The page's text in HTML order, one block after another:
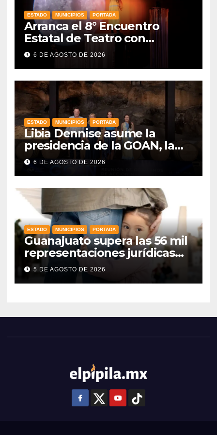
ESTADO MUNICIPIOS PORTADA
Arranca el 8° Encuentro
Estatal de Teatro con
producciones locales
6 DE AGOSTO DE 2026
ESTADO MUNICIPIOS PORTADA
Libia Dennise asume la
presidencia de la GOAN, la
alianza de gobernadores del
PAN
6 DE AGOSTO DE 2026
ESTADO MUNICIPIOS PORTADA
Guanajuato supera las 56 mil
representaciones jurídicas
para tutelar los derechos de
la niñez
5 DE AGOSTO DE 2026